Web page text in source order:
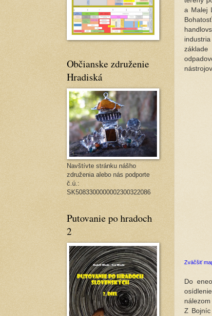
a Malej
Zväčšiť
Do
Z
Občianske združenie
Hradiská
Navštívte stránku nášho
združenia alebo nás podporte
č.ú.:
SK5083300000002300322086
Putovanie po hradoch
2